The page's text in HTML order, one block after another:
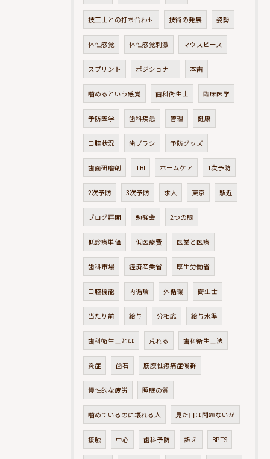
技工士との打ち合わせ 技術の発展 姿勢
体性感覚 体性感覚刺激 マウスピース
スプリント ポジショナー 本歯
噛めるという感覚 歯科衛生士 臨床医学
予防医学 歯科疾患 管理 健康
口腔状況 歯ブラシ 予防グッズ
歯面研磨剤 TBI ホームケア 1次予防
2次予防 3次予防 求人 東京 駅近
ブログ再開 勉強会 2つの眼
低診療単価 低医療費 医業と医療
歯科市場 経済産業省 厚生労働省
口腔機能 内循環 外循環 衛生士
当たり前 給与 分相応 給与水準
歯科衛生士とは 荒れる 歯科衛生士法
炎症 歯石 筋膜性疼痛症候群
慢性的な疲労 睡眠の質
噛めているのに壊れる人 見た目は問題ないが
接触 中心 歯科予防 訴え BPTS